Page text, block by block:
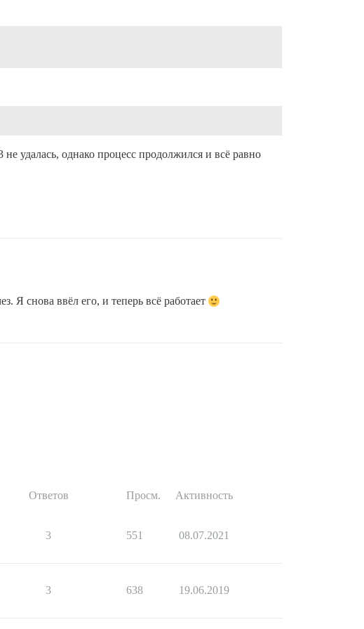
удалась, однако процесс продолжился и всё равно
Я снова ввёл его, и теперь всё работает
Ответов Просм. Активность
3 551 08.07.2021
3 638 19.06.2019